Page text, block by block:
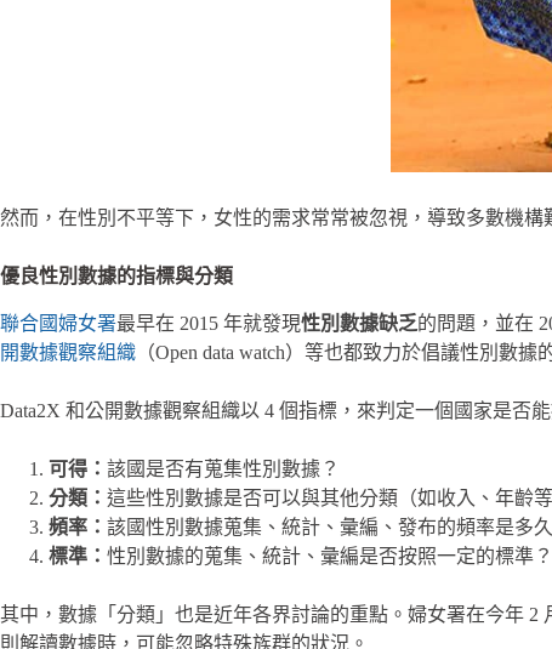
然而，在性別不平等下，女性的需求常常被忽視，導致多數機構
優良性別數據的指標與分類
聯合國婦女署最早在 2015 年就發現性別數據缺乏的問題，並在
開數據觀察組織 （Open data watch）等也都致力於倡議性別數
Data2X 和公開數據觀察組織以 4 個指標，來判定一個國家是否
可得： 該國是否有蒐集性別數據？
分類： 這些性別數據是否可以與其他分類（如收入、年齡
頻率： 該國性別數據蒐集、統計、彙編、發布的頻率是多
標準： 性別數據的蒐集、統計、彙編是否按照一定的標準
其中，數據「分類」也是近年各界討論的重點。婦女署在今年 2
則解讀數據時，可能忽略特殊族群的狀況。